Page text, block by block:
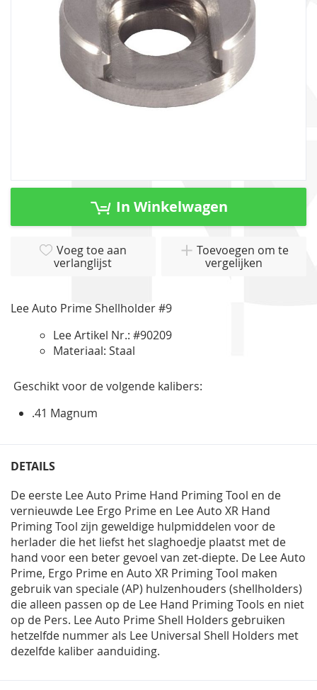
Ga
In Winkelwagen
Voeg toe aan
verlanglijst
Toevoegen om te
vergelijken
Lee Auto Prime Shellholder #9
Lee Artikel Nr.: #90209
Materiaal: Staal
Geschikt voor de volgende kalibers:
.41 Magnum
DETAILS
De eerste Lee Auto Prime Hand Priming Tool en de
vernieuwde Lee Ergo Prime en Lee Auto XR Hand
Priming Tool zijn geweldige hulpmiddelen voor de
herlader die het liefst het slaghoedje plaatst met de
hand voor een beter gevoel van zet-diepte. De Lee Auto
Prime, Ergo Prime en Auto XR Priming Tool maken
gebruik van speciale (AP) hulzenhouders (shellholders)
die alleen passen op de Lee Hand Priming Tools en niet
op de Pers. Lee Auto Prime Shell Holders gebruiken
hetzelfde nummer als Lee Universal Shell Holders met
dezelfde kaliber aanduiding.